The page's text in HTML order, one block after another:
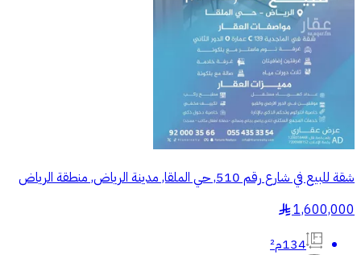
شقة للبيع في شارع رقم 510, حي الملقا, مدينة الرياض, منطقة الرياض
1,600,000
§
134م²